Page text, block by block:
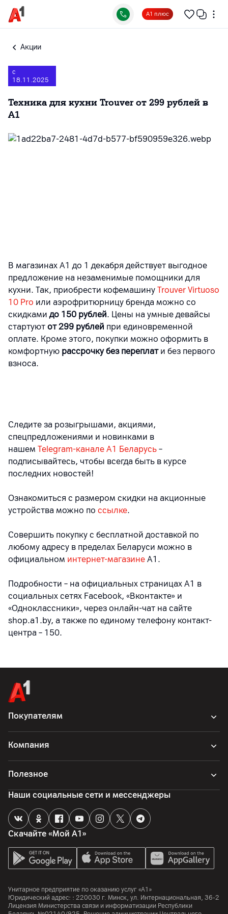
А1 плюс
Акции
с
18.11.2025
Техника для кухни Trouver от 299 рублей в
А1
В магазинах А1 до 1 декабря действует выгодное
предложение на незаменимые помощники для
кухни. Так, приобрести кофемашину Trouver Virtuoso
10 Pro или аэрофритюрницу бренда можно со
скидкамидо 150 рублей. Цены на умные девайсы
стартуют от 299 рублей при единовременной
оплате. Кроме этого, покупки можно оформить в
комфортную рассрочку без переплати без первого
взноса.
Следите за розыгрышами, акциями,
спецпредложениями и новинками в
нашем Telegram-канале A1 Беларусь –
подписывайтесь, чтобы всегда быть в курсе
последних новостей!
Ознакомиться с размером скидки на акционные
устройства можно по ссылке.
Совершить покупку с бесплатной доставкой по
любому адресу в пределах Беларуси можно в
официальном интернет-магазине А1.
Подробности – на официальных страницах A1 в
социальных сетях Facebook, «Вконтакте» и
«Одноклассники», через онлайн-чат на сайте
shop.a1.by, а также по единому телефону контакт-
центра – 150.
Покупателям
Компания
Полезное
Скачайте «Мой А1»
Наши социальные сети и мессенджеры
Унитарное предприятие по оказанию услуг «А1»
Юридический адрес: : 220030 г. Минск, ул. Интернациональная, 36-2
Лицензия Министерства связи и информатизации Республики